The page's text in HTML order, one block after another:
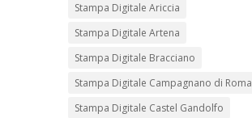
Stampa Digitale Ariccia
Stampa Digitale Artena
Stampa Digitale Bracciano
Stampa Digitale Campagnano di Roma
Stampa Digitale Castel Gandolfo